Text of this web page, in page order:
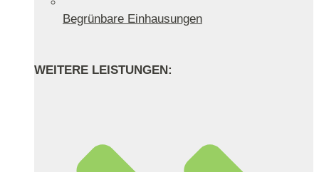
Begrünbare Einhausungen
WEITERE LEISTUNGEN: